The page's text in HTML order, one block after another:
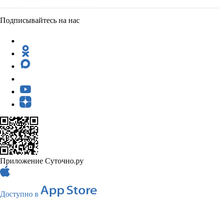
Подписывайтесь на нас
Приложение Суточно.ру
Доступно в